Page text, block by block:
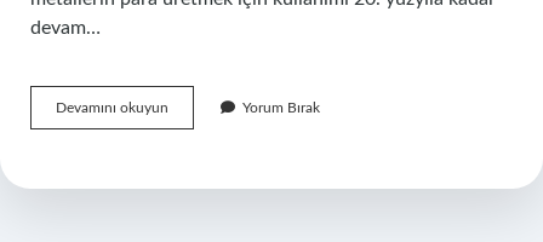
devam…
Devamını okuyun
Para
Yapılır
Yorum Bırak